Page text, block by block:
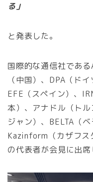
る」
と発表した。
国際的な通信社であ
（中国）、DPA（ド
EFE（スペイン）、
本）、アナドル（ト
ジャン）、BELTA（
Kazinform（カザフス
の代表者が会見に出席